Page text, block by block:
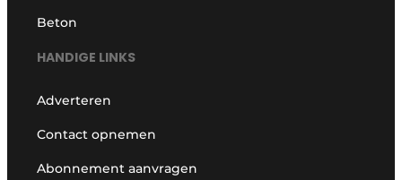
Beton
HANDIGE LINKS
Adverteren
Contact opnemen
Abonnement aanvragen